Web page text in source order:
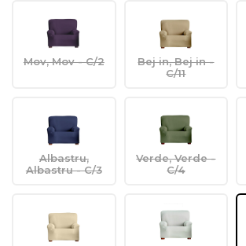
Mov, Mov - C/2
Bej in, Bej in -
C/11
Albastru,
Albastru - C/3
Verde, Verde -
C/4